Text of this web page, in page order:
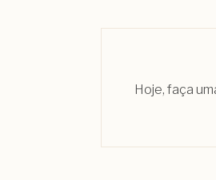
Hoje, faça